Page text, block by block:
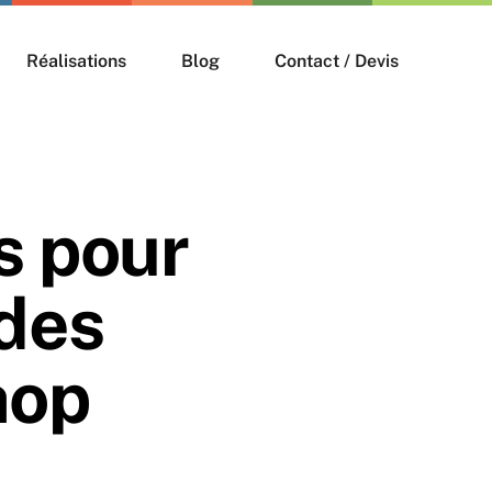
Prestashop
Shopify
Réalisations Blog Contact / Devis
pour